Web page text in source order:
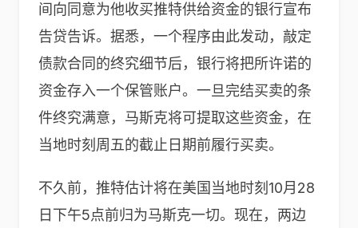
间向同意为他收买推特供给资金的银行宣布
告贷告诉。据悉，一个程序由此发动，敲定
债款合同的终究细节后，银行将把所许诺的
资金存入一个保管账户。一旦完结买卖的条
件终究满意，马斯克将可提取这些资金，在
当地时刻周五的截止日期前履行买卖。
不久前，推特估计将在美国当地时刻10月28
日下午5点前归为马斯克一切。现在，两边